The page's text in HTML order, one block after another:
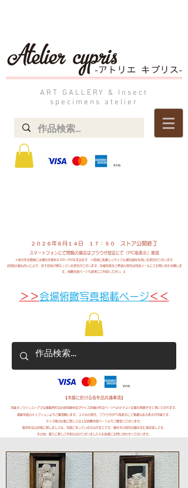
ART GALLERY & Insect
specimens atelier
２０２６ 年６月１４日 １７：５０ ストア公開終了
スマートフォンにて閲覧の場合はブラウザ設定にて「PC版表示」推奨
​※表示作品価格には梱包手数料￥330～550を含みます ※環境に配慮しリサイクル梱包資材を用いる場合がございます
​【照明の兼ね合いにより、若干色味が異なっている場合がございます。詳細写真をご希望の場合は別途メールにてお問い合わせ願いま
す。俯瞰写真ページも参考にご利用ください。】
​＞＞会場俯瞰写真掲載ページ＜＜
【本展に於ける各作品共通事項】
本展オンラインストアでは​掲載再作品の使用画材及びサイズ詳細の作品ページへのテキスト記載を割愛させて頂いております。
掲載写真のキャプションよりご確認願います。スマホの場合、ブラウザのPC版表示にて精細な拡大表示が可能です。
サイズ感の比較に関しては上記俯瞰写真ページよりご確認くださいませ。
販売作品の状態に関しましては、写真に写っているものが全てです。額付きの場合は額を含む現状渡しです。
その他、購入に際しご不明な点がございましたらお気軽にお問い合わせくださいませ。